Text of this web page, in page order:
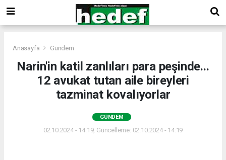
Anasayfa Gündem
Narin'in katil zanlıları para peşinde...
12 avukat tutan aile bireyleri
tazminat kovalıyorlar
GÜNDEM
02.10.2024 - 14:19, Güncelleme: 02.10.2024 - 14:19